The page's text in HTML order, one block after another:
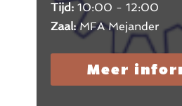
Tijd: 10:00 - 12:00
Zaal:MFA Mejander
Meer